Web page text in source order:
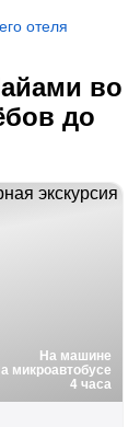
отеля
во
до
На машине
микроавтобусе
4 часа